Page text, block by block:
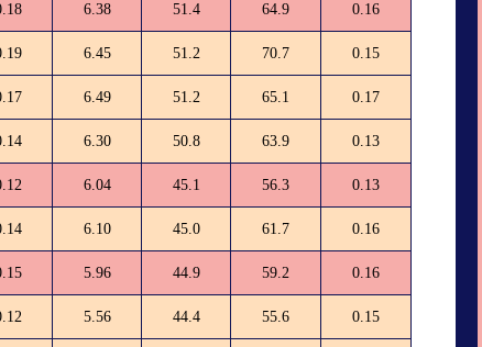
6.38 51.4 64.9 0.16
6.45 51.2 70.7 0.15
6.49 51.2 65.1 0.17
6.30 50.8 63.9 0.13
6.04 45.1 56.3 0.13
6.10 45.0 61.7 0.16
5.96 44.9 59.2 0.16
5.56 44.4 55.6 0.15